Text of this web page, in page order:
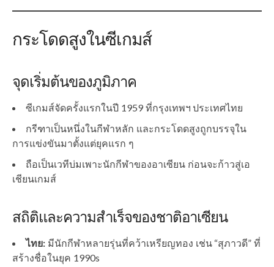
กระโดดสูงในซีเกมส์
จุดเริ่มต้นของภูมิภาค
ซีเกมส์จัดครั้งแรกในปี 1959 ที่กรุงเทพฯ ประเทศไทย
กรีฑาเป็นหนึ่งในกีฬาหลัก และกระโดดสูงถูกบรรจุใน
การแข่งขันมาตั้งแต่ยุคแรก ๆ
ถือเป็นเวทีบ่มเพาะนักกีฬาของอาเซียน ก่อนจะก้าวสู่เอ
เชียนเกมส์
สถิติและความสำเร็จของชาติอาเซียน
ไทย: มีนักกีฬาหลายรุ่นที่คว้าเหรียญทอง เช่น “สุภาวดี” ที่
สร้างชื่อในยุค 1990s